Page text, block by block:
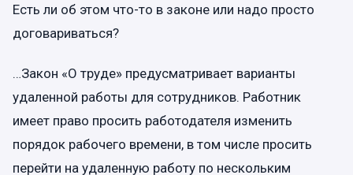
Есть ли об этом что-то в законе или надо просто
договариваться?
…Закон «О труде» предусматривает варианты
удаленной работы для сотрудников. Работник
имеет право просить работодателя изменить
порядок рабочего времени, в том числе просить
перейти на удаленную работу по нескольким